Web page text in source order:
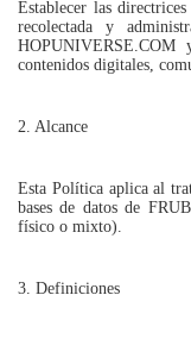
Establecer las
recolectada y
HOPUNIVERSE.COM
contenidos digitales,
2. Alcance
Esta Política aplica al
bases de datos de
físico o mixto).
3. Definiciones